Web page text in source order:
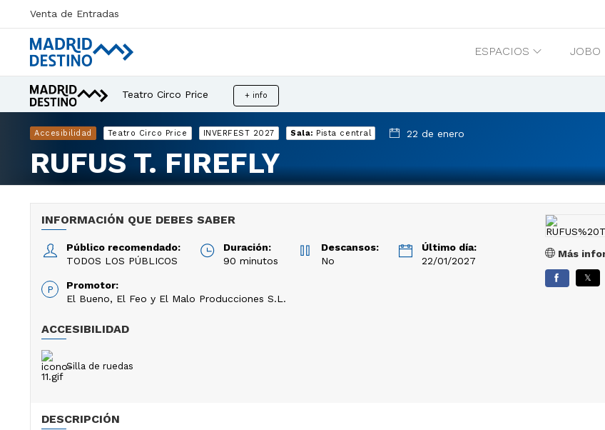
Venta de Entradas
ESPACIOS JOBO
Teatro Circo Price + info
Accesibilidad Teatro Circo Price INVERFEST 2027 Sala: Pista central 22 de enero
RUFUS T. FIREFLY
INFORMACIÓN QUE DEBES SABER
Público recomendado:
TODOS LOS PÚBLICOS
Duración:
90 minutos
Descansos:
No
Último día:
22/01/2027
Promotor:
El Bueno, El Feo y El Malo Producciones S.L.
ACCESIBILIDAD
Silla de ruedas
Más
𝕏
DESCRIPCIÓN